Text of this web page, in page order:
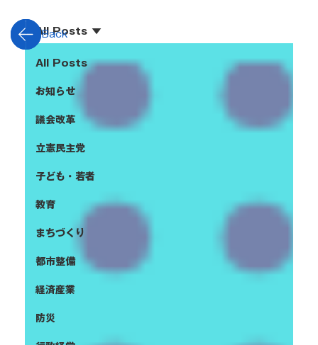
All Posts
お知らせ
議会改革
立憲民主党
子ども・若者
教育
まちづくり
都市整備
経済産業
防災
All Posts
Back